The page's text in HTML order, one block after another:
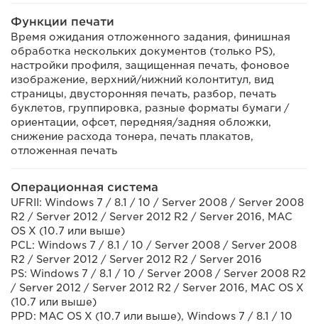
Функции печати
Время ожидания отложенного задания, финишная
обработка нескольких документов (только PS),
настройки профиля, защищенная печать, фоновое
изображение, верхний/нижний колонтитул, вид
страницы, двусторонняя печать, разбор, печать
буклетов, группировка, разные форматы бумаги /
ориентации, офсет, передняя/задняя обложки,
снижение расхода тонера, печать плакатов,
отложенная печать
Операционная система
UFRII: Windows 7 / 8.1 / 10 / Server 2008 / Server 2008
R2 / Server 2012 / Server 2012 R2 / Server 2016, MAC
OS X (10.7 или выше)
PCL: Windows 7 / 8.1 / 10 / Server 2008 / Server 2008
R2 / Server 2012 / Server 2012 R2 / Server 2016
PS: Windows 7 / 8.1 / 10 / Server 2008 / Server 2008 R2
/ Server 2012 / Server 2012 R2 / Server 2016, MAC OS X
(10.7 или выше)
PPD: MAC OS X (10.7 или выше), Windows 7 / 8.1 / 10